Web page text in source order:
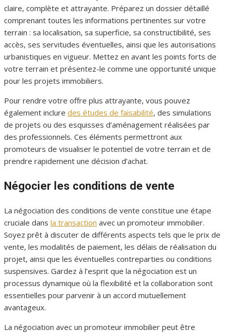
claire, complète et attrayante. Préparez un dossier détaillé
comprenant toutes les informations pertinentes sur votre
terrain : sa localisation, sa superficie, sa constructibilité, ses
accès, ses servitudes éventuelles, ainsi que les autorisations
urbanistiques en vigueur. Mettez en avant les points forts de
votre terrain et présentez-le comme une opportunité unique
pour les projets immobiliers.
Pour rendre votre offre plus attrayante, vous pouvez
également inclure des études de faisabilité, des simulations
de projets ou des esquisses d’aménagement réalisées par
des professionnels. Ces éléments permettront aux
promoteurs de visualiser le potentiel de votre terrain et de
prendre rapidement une décision d’achat.
Négocier les conditions de vente
La négociation des conditions de vente constitue une étape
cruciale dans la transaction avec un promoteur immobilier.
Soyez prêt à discuter de différents aspects tels que le prix de
vente, les modalités de paiement, les délais de réalisation du
projet, ainsi que les éventuelles contreparties ou conditions
suspensives. Gardez à l’esprit que la négociation est un
processus dynamique où la flexibilité et la collaboration sont
essentielles pour parvenir à un accord mutuellement
avantageux.
La négociation avec un promoteur immobilier peut être